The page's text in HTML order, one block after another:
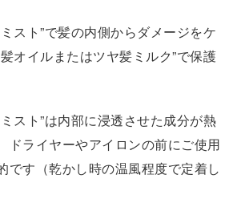
スト”で髪の内側からダメージをケ
オイルまたはツヤ髪ミルク”で保護
スト”は内部に浸透させた成分が熱
ドライヤーやアイロンの前にご使用
です（乾かし時の温風程度で定着し